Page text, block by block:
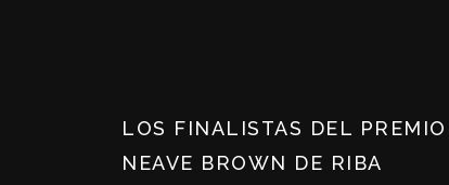
LOS FINALISTAS DEL
NEAVE BROWN DE RIBA